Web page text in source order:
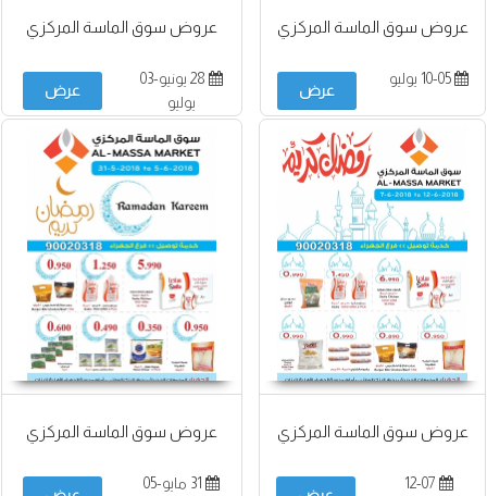
عروض سوق الماسة المركزي
عرض
عروض سوق الماسة المركزي
28 يونيو-03
يوليو
عرض
عروض سوق الماسة المركزي
12-07
عروض سوق الماسة المركزي
31 مايو-05